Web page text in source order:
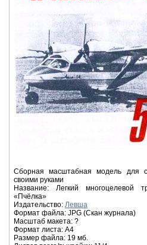
Сборная масштабная модель для
своими руками
Название: Легкий многоцелевой
«Пчёлка»
Издательство: Левша
Формат файла: JPG (Скан журнала)
Масштаб макета: ?
Формат листа: А4
Размер файла: 19 мб.